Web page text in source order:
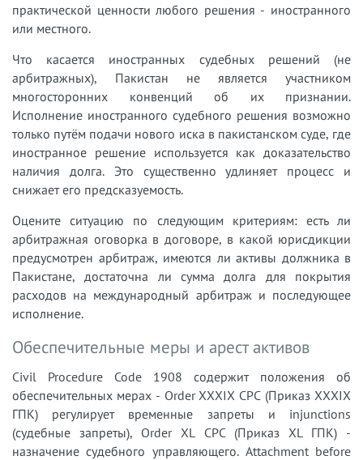
практической ценности любого решения - иностранного
или местного.
Что касается иностранных судебных решений (не
арбитражных), Пакистан не является участником
многосторонних конвенций об их признании.
Исполнение иностранного судебного решения возможно
только путём подачи нового иска в пакистанском суде, где
иностранное решение используется как доказательство
наличия долга. Это существенно удлиняет процесс и
снижает его предсказуемость.
Оцените ситуацию по следующим критериям: есть ли
арбитражная оговорка в договоре, в какой юрисдикции
предусмотрен арбитраж, имеются ли активы должника в
Пакистане, достаточна ли сумма долга для покрытия
расходов на международный арбитраж и последующее
исполнение.
Обеспечительные меры и арест активов
Civil Procedure Code 1908 содержит положения об
обеспечительных мерах - Order XXXIX CPC (Приказ XXXIX
ГПК) регулирует временные запреты и injunctions
(судебные запреты), Order XL CPC (Приказ XL ГПК) -
назначение судебного управляющего. Attachment before